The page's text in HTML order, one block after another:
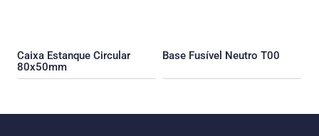
Caixa Estanque Circular
80x50mm
Base Fusível Neutro T00